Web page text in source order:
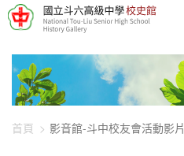
448-2695
首頁 影音館-斗中校友會活動影片